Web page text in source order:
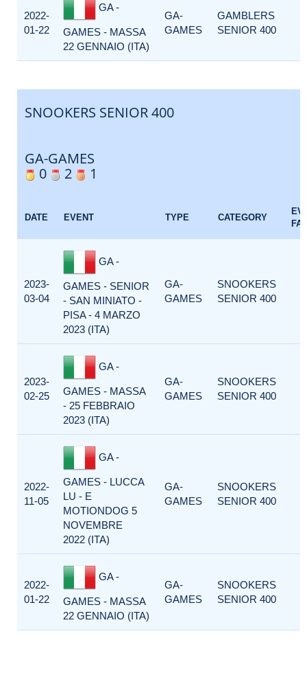
2022-
01-22
GA -
GAMES - MASSA
22 GENNAIO (ITA)
GA-
GAMES
GAMBLERS
SENIOR 400
SNOOKERS SENIOR 400
GA-GAMES
0
2 1
DATE EVENT TYPE CATEGORY
2023-
03-04
GA -
GAMES - SENIOR
- SAN MINIATO -
PISA - 4 MARZO
2023 (ITA)
GA-
GAMES
SNOOKERS
SENIOR 400
2023-
02-25
GA -
GAMES - MASSA
- 25 FEBBRAIO
2023 (ITA)
GA-
GAMES
SNOOKERS
SENIOR 400
2022-
11-05
GA -
GAMES - LUCCA
LU - E
MOTIONDOG 5
NOVEMBRE
2022 (ITA)
GA-
GAMES
SNOOKERS
SENIOR 400
2022-
01-22
GA -
GAMES - MASSA
22 GENNAIO (ITA)
GA-
GAMES
SNOOKERS
SENIOR 400